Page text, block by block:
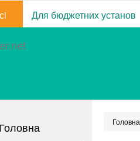
Для бюджетних установ
Головна Головна